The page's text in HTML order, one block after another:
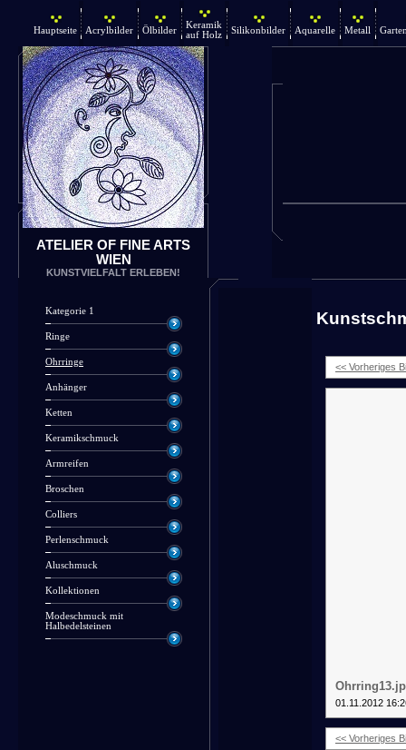
Hauptseite Acrylbilder Ölbilder
Keramik
auf Holz
Silikonbilder Aquarelle Metall
ATELIER OF FINE ARTS
WIEN
KUNSTVIELFALT ERLEBEN!
Kategorie 1
Ringe
Ohrringe
Anhänger
Ketten
Keramikschmuck
Armreifen
Broschen
Colliers
Perlenschmuck
Aluschmuck
Kollektionen
Modeschmuck mit
Halbedelsteinen
<< Vorheriges
01.11.2012
<< Vorheriges